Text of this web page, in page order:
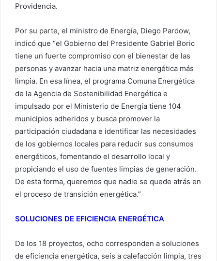
Providencia.
Por su parte, el ministro de Energía, Diego Pardow,
indicó que “el Gobierno del Presidente Gabriel Boric
tiene un fuerte compromiso con el bienestar de las
personas y avanzar hacia una matriz energética más
limpia. En esa línea, el programa Comuna Energética
de la Agencia de Sostenibilidad Energética e
impulsado por el Ministerio de Energía tiene 104
municipios adheridos y busca promover la
participación ciudadana e identificar las necesidades
de los gobiernos locales para reducir sus consumos
energéticos, fomentando el desarrollo local y
propiciando el uso de fuentes limpias de generación.
De esta forma, queremos que nadie se quede atrás en
el proceso de transición energética.”
SOLUCIONES DE EFICIENCIA ENERGÉTICA
De los 18 proyectos, ocho corresponden a soluciones
de eficiencia energética, seis a calefacción limpia, tres